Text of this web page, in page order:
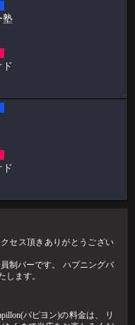
グ
ずです🔔🔔🔔 実は私、月
った人
す！！！ 阿部乱丸です。
イタです！！ 今回ブログ
2等 6288 3等 12
回はわたくしのあま〜い エ
塾
ド
ド
セス頂きありがとうござい
制バーです。 ハプニングバ
します。
パピヨン)の料金は、 リ